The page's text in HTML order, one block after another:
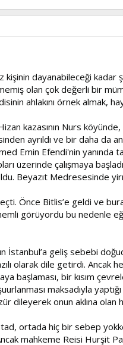
kişinin dayanabileceği
olan çok değerli bir
ahlakını örnek almak,
kazasının Nurs
ayrıldı ve bir daha da
Emin Efendi'nin yanında
üzerinde çalışmaya
Beyazıt Medresesinde
Önce Bitlis’e geldi ve
görüyordu bu nedenle
İstanbul’a geliş sebebi
olarak dile getirdi. Ancak
başlaması, bir kısım
maksadıyla
onun aklına olan
ortada hiç bir sebep
mahkeme Reisi Hurşit